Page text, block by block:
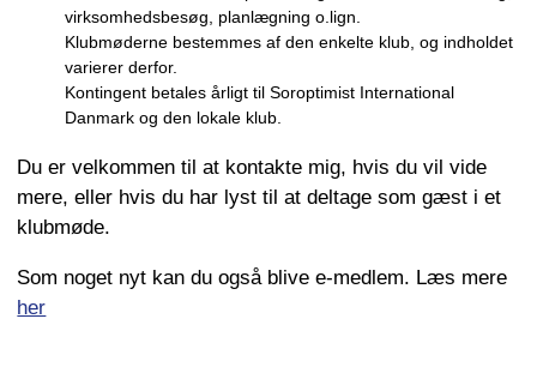
virksomhedsbesøg, planlægning o.lign.
Klubmøderne bestemmes af den enkelte klub, og indholdet
varierer derfor.
Kontingent betales årligt til Soroptimist International
Danmark og den lokale klub.
Du er velkommen til at kontakte mig, hvis du vil vide
mere, eller hvis du har lyst til at deltage som gæst i et
klubmøde.
Som noget nyt kan du også blive e-medlem. Læs mere
her